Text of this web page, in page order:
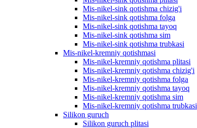
Mis-nikel-sink qotishma chizig'i
Mis-nikel-sink qotishma folga
Mis-nikel-sink qotishma tayoq
Mis-nikel-sink qotishma sim
Mis-nikel-sink qotishma trubkasi
Mis-nikel-kremniy qotishmasi
Mis-nikel-kremniy qotishma plitasi
Mis-nikel-kremniy qotishma chizig'i
Mis-nikel-kremniy qotishma folga
Mis-nikel-kremniy qotishma tayoq
Mis-nikel-kremniy qotishma sim
Mis-nikel-kremniy qotishma trubkasi
Silikon guruch
Silikon guruch plitasi